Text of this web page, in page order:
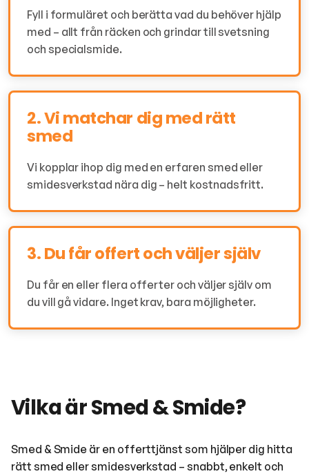
Fyll i formuläret och berätta vad du behöver hjälp
med – allt från räcken och grindar till svetsning
och specialsmide.
2. Vi matchar dig med rätt
smed
Vi kopplar ihop dig med en erfaren smed eller
smidesverkstad nära dig – helt kostnadsfritt.
3. Du får offert och väljer själv
Du får en eller flera offerter och väljer själv om
du vill gå vidare. Inget krav, bara möjligheter.
Vilka är Smed & Smide?
Smed & Smide är en offerttjänst som hjälper dig hitta
rätt smed eller smidesverkstad – snabbt, enkelt och